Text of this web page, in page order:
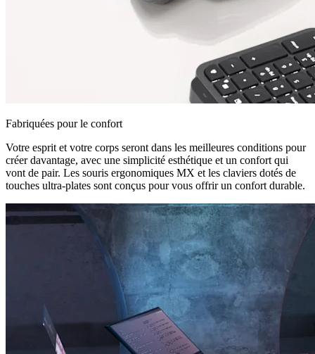
Fabriquées pour le confort
Votre esprit et votre corps seront dans les meilleures conditions pour
créer davantage, avec une simplicité esthétique et un confort qui
vont de pair. Les souris ergonomiques MX et les claviers dotés de
touches ultra-plates sont conçus pour vous offrir un confort durable.